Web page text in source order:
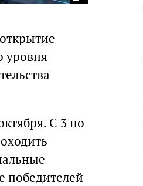
уровня
С 3 по
победителей